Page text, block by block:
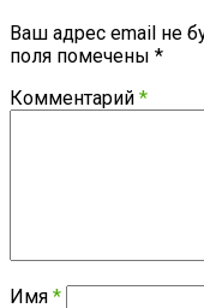
Ваш адрес email не
поля помечены *
Комментарий *
Имя *